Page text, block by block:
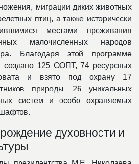
миграции диких животных
птиц, а также исторически
местами проживания
малочисленных народов
Благодаря этой программе
создано 125 ООПТ, 74 ресурсных
и взято под охрану 17
природы, 26 уникальных
систем и особо охраняемых
духовности и